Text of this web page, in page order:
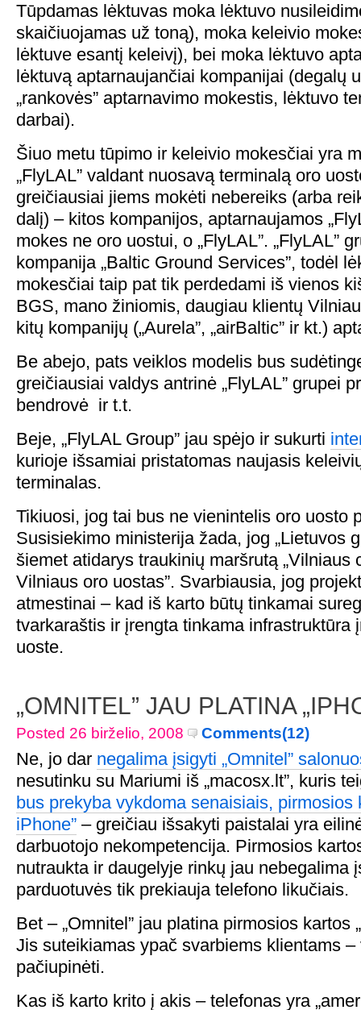
Tūpdamas lėktuvas moka lėktuvo
skaičiuojamas už toną), moka keleivio
lėktuve esantį keleivį), bei moka lėktuvo
lėktuvą aptarnaujančiai kompanijai (degalų
„rankovės” aptarnavimo mokestis, lėktuvo
darbai).
Šiuo metu tūpimo ir keleivio mokesčiai yra
„FlyLAL” valdant nuosavą terminalą oro
greičiausiai jiems mokėti nebereiks (arba
dalį) – kitos kompanijos, aptarnaujamos
mokes ne oro uostui, o „FlyLAL”. „FlyLAL”
kompanija „Baltic Ground Services”, todėl
mokesčiai taip pat tik perdedami iš vienos
BGS, mano žiniomis, daugiau klientų
kitų kompanijų („Aurela”, „airBaltic” ir kt.)
Be abejo, pats veiklos modelis bus
greičiausiai valdys antrinė „FlyLAL” grupei
bendrovė ir t.t.
Beje, „FlyLAL Group” jau spėjo ir sukurti
kurioje išsamiai pristatomas naujasis
terminalas.
Tikiuosi, jog tai bus ne vienintelis oro uosto
Susisiekimo ministerija žada, jog „Lietuvos
šiemet atidarys traukinių maršrutą „Vilniaus
Vilniaus oro uostas”. Svarbiausia, jog
atmestinai – kad iš karto būtų tinkamai
tvarkaraštis ir įrengta tinkama infrastruktūra
uoste.
„OMNITEL” JAU PLATINA
Posted 26 birželio, 2008 Comments(12)
Ne, jo dar negalima įsigyti „Omnitel”
nesutinku su Mariumi iš „macosx.lt”, kuris
bus prekyba vykdoma senaisiais, pirmosios
iPhone” – greičiau išsakyti paistalai yra
darbuotojo nekompetencija. Pirmosios
nutraukta ir daugelyje rinkų jau nebegalima
parduotuvės tik prekiauja telefono likučiais.
Bet – „Omnitel” jau platina pirmosios kartos
Jis suteikiamas ypač svarbiems klientams
pačiupinėti.
Kas iš karto krito į akis – telefonas yra